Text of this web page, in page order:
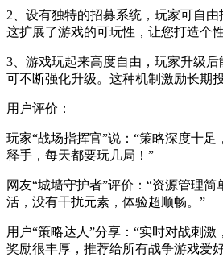
2、设有独特的招募系统，玩家可自由
这扩展了游戏的可玩性，让您打造个
3、游戏玩起来高度自由，玩家升级
可不断强化升级。这种机制激励长期
用户评价：
玩家“战场指挥官”说：“策略深度十足
释手，每天都要玩几局！”
网友“城墙守护者”评价：“资源管理简
活，没有干扰元素，体验超顺畅。”
用户“策略达人”分享：“实时对战刺
奖励很丰厚，推荐给所有战争游戏爱